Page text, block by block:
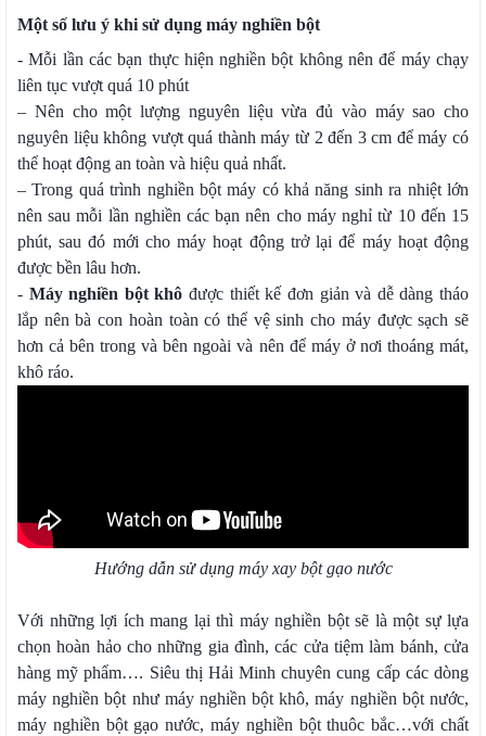
Một số lưu ý khi sử dụng máy nghiền bột
- Mỗi lần các bạn thực hiện nghiền bột không nên để máy chạy
liên tục vượt quá 10 phút
– Nên cho một lượng nguyên liệu vừa đủ vào máy sao cho
nguyên liệu không vượt quá thành máy từ 2 đến 3 cm để máy có
thể hoạt động an toàn và hiệu quả nhất.
– Trong quá trình nghiền bột máy có khả năng sinh ra nhiệt lớn
nên sau mỗi lần nghiền các bạn nên cho máy nghỉ từ 10 đến 15
phút, sau đó mới cho máy hoạt động trở lại để máy hoạt động
được bền lâu hơn.
- Máy nghiền bột khô được thiết kế đơn giản và dễ dàng tháo
lắp nên bà con hoàn toàn có thể vệ sinh cho máy được sạch sẽ
hơn cả bên trong và bên ngoài và nên để máy ở nơi thoáng mát,
khô ráo.
Hướng dẫn sử dụng máy xay bột gạo nước
Với những lợi ích mang lại thì máy nghiền bột sẽ là một sự lựa
chọn hoàn hảo cho những gia đình, các cửa tiệm làm bánh, cửa
hàng mỹ phẩm…. Siêu thị Hải Minh chuyên cung cấp các dòng
máy nghiền bột như máy nghiền bột khô, máy nghiền bột nước,
máy nghiền bột gạo nước, máy nghiền bột thuôc bắc…với chất